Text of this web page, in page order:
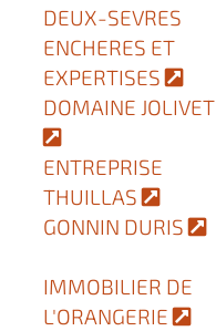
DEUX-SEVRES
ENCHERES ET
EXPERTISES
DOMAINE JOLIVET
ENTREPRISE
THUILLAS
GONNIN DURIS
IMMOBILIER DE
L'ORANGERIE